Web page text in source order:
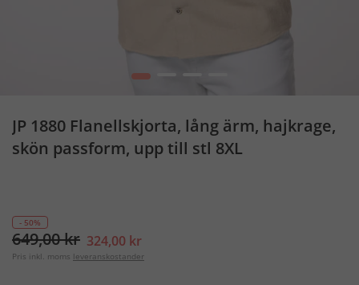
1
JP 1880 Flanellskjorta, lång ärm, hajkrage,
skön passform, upp till stl 8XL
- 50%
649,00 kr 324,00 kr
Pris inkl. moms leveranskostander